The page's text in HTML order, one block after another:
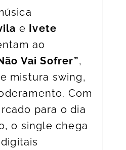
e Ivete
ao
Vai Sofrer”,
mistura swing,
Com
para o dia
o single chega